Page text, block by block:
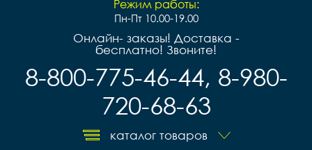
Режим работы:
Пн-Пт 10.00-19.00
Онлайн- заказы! Доставка -
бесплатно! Звоните!
8-800-775-46-44, 8-980-
720-68-63
каталог товаров